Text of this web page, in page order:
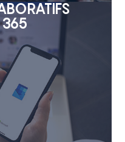
365